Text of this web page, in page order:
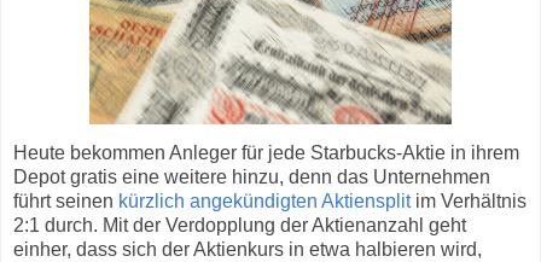
Heute bekommen Anleger für jede Starbucks-Aktie in ihrem
Depot gratis eine weitere hinzu, denn das Unternehmen
führt seinen kürzlich angekündigten Aktiensplitim Verhältnis
2:1 durch. Mit der Verdopplung der Aktienanzahl geht
einher, dass sich der Aktienkurs in etwa halbieren wird,